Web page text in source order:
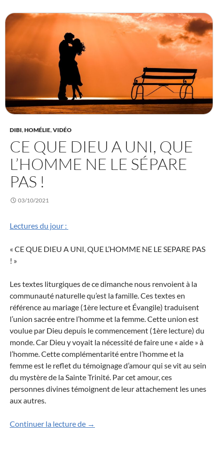
DIBI,HOMÉLIE,VIDÉO
CE QUE DIEU A UNI, QUE
L’HOMME NE LE SÉPARE
PAS !
03/10/2021
Lectures du jour :
« CE QUE DIEU A UNI, QUE L’HOMME NE LE SEPARE PAS
! »
Les textes liturgiques de ce dimanche nous renvoient à la
communauté naturelle qu’est la famille. Ces textes en
référence au mariage (1ère lecture et Évangile) traduisent
l’union sacrée entre l’homme et la femme. Cette union est
voulue par Dieu depuis le commencement (1ère lecture) du
monde. Car Dieu y voyait la nécessité de faire une « aide » à
l’homme. Cette complémentarité entre l’homme et la
femme est le reflet du témoignage d’amour qui se vit au sein
du mystère de la Sainte Trinité. Par cet amour, ces
personnes divines témoignent de leur attachement les unes
aux autres.
Continuer la lecture de Ce que Dieu a uni, que l’homme ne le
→